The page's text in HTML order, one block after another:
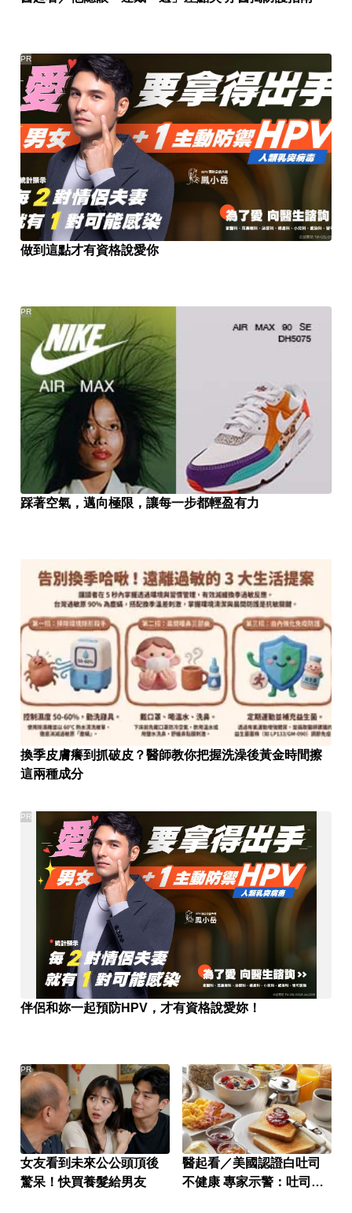
做到這點才有資格說愛你
PR
踩著空氣，邁向極限，讓每一步都輕盈有力
PR
換季皮膚癢到抓破皮？醫師教你把握洗澡後黃金時間擦
這兩種成分
伴侶和妳一起預防HPV，才有資格說愛妳！
PR
女友看到未來公公頭頂後
驚呆！快買養髮給男友
PR
醫起看／美國認證白吐司
不健康 專家示警：吐司邊